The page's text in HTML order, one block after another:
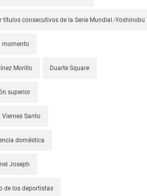
títulos consecutivos de la Serie Mundial.-
momento
Morillo Duarte Square
superior
Santo
doméstica
Joseph
de los deportistas